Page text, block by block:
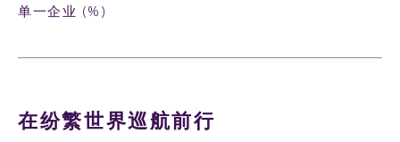
单一企业 (%)
在纷繁世界巡航前行